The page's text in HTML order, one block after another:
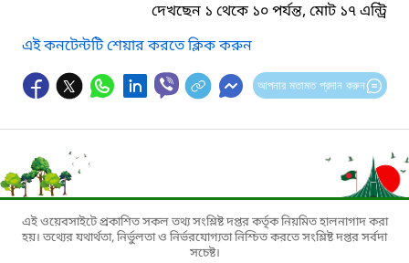
দেখছেন ১ থেকে ১০ পর্যন্ত, মোট ১৭ এন্ট্রি
এই কনটেন্টটি শেয়ার করতে ক্লিক করুন
আপনার মতামত প্রদান করুন
এই ওয়েবসাইটে প্রকাশিত সকল তথ্য সংশ্লিষ্ট দপ্তর কর্তৃক নিয়মিত হালনাগাদ করা
হয়। তথ্যের যথার্থতা, নির্ভুলতা ও নির্ভরযোগ্যতা নিশ্চিত করতে সংশ্লিষ্ট দপ্তর সর্বদা
সচেষ্ট।